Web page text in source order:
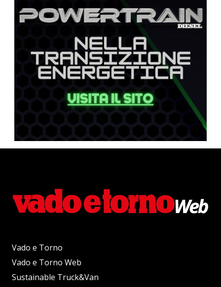
Vado e Torno
Vado e Torno Web
Sustainable Truck&Van